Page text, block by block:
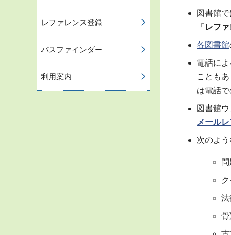
図書館
「 レフ
各図書館
電話に
ことも
は電話
図書館
メール
次のよ
法
骨
レファレンス登録
パスファインダー
利用案内